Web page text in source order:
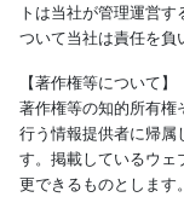
トは当社が管理運営
ついて当社は責任を負
【著作権等について】
著作権等の知的所有権
行う情報提供者に帰属
す。掲載しているウェ
更できるものとします